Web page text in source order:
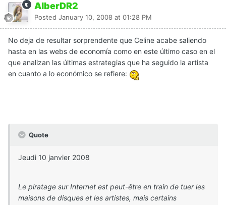
AlberDR2
Posted January 10, 2008 at 01:28 PM
No deja de resultar sorprendente que Celine acabe saliendo
hasta en las webs de economía como en este último caso en el
que analizan las últimas estrategias que ha seguido la artista
en cuanto a lo económico se refiere:
Quote
Jeudi 10 janvier 2008
Le piratage sur Internet est peut-être en train de tuer les
maisons de disques et les artistes, mais certains